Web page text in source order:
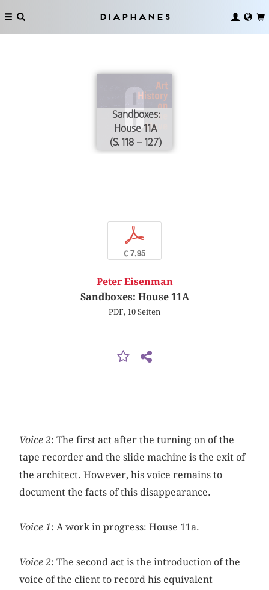
Diaphanes
Sandboxes:
House 11A
(S. 118 – 127)
p
€ 7,95
Peter Eisenman
Sandboxes: House 11A
PDF, 10 Seiten
Voice 2: The first act after the turning on of the
tape recorder and the slide machine is the exit of
the architect. However, his voice remains to
document the facts of this disappearance.
Voice 1: A work in progress: House 11a.
Voice 2: The second act is the introduction of the
voice of the client to record his equivalent